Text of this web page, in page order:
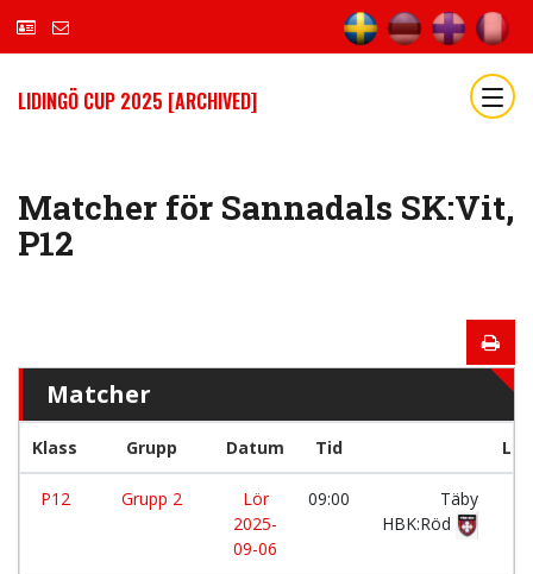
LIDINGÖ CUP 2025 [ARCHIVED]
Matcher för Sannadals SK:Vit,
P12
Matcher
Klass Grupp Datum Tid Lag
P12 Grupp 2
Lör
2025-
09-06
09:00
Täby
HBK:Röd